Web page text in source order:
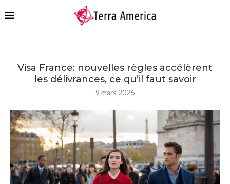
Visa France: nouvelles règles accélèrent
les délivrances, ce qu’il faut savoir
9 mars 2026